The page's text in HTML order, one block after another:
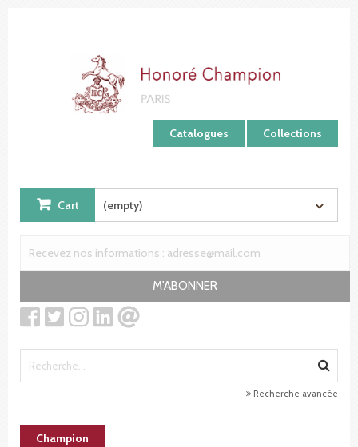
Catalogues Collections
Cart (empty)
M'ABONNER
Recherche avancée
Champion